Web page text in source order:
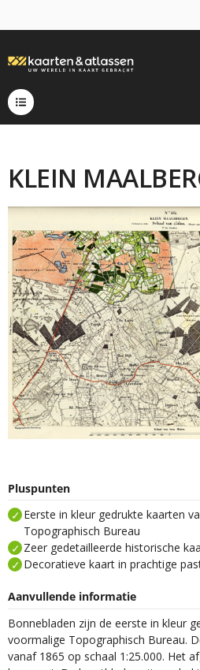
KLEIN
Pluspunten
Eerste in kleur gedrukte kaarten
Topographisch Bureau
Zeer gedetailleerde historische
Decoratieve kaart in prachtige
Aanvullende informatie
Bonnebladen zijn de eerste in kleur
voormalige Topographisch Bureau.
vanaf 1865 op schaal 1:25.000. Het